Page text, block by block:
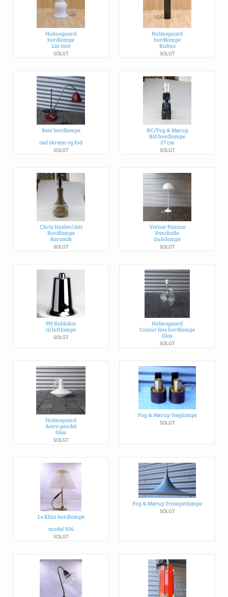
Holmegaard
bordlampe
Lin stor
SOLGT
Holmegaard
bordlampe
Kubus
SOLGT
Best bordlampe
rød skræm og fod
SOLGT
RC/Fog & Mørup
Blå bordlampe
27 cm
SOLGT
Chris Haslev/Jeti
Bordlampe
Keramik
SOLGT
Verner Panton
Panthella
Gulvlampe
SOLGT
PH Baldakin
til loftlampe
SOLGT
Holmegaard
Colour line bordlampe
Glas
SOLGT
Holmegaard
Astro pendel
Glas
SOLGT
Fog & Mørup Væglampe
SOLGT
Le Klint bordlampe
model 306
SOLGT
Fog & Mørup Trompetlampe
SOLGT